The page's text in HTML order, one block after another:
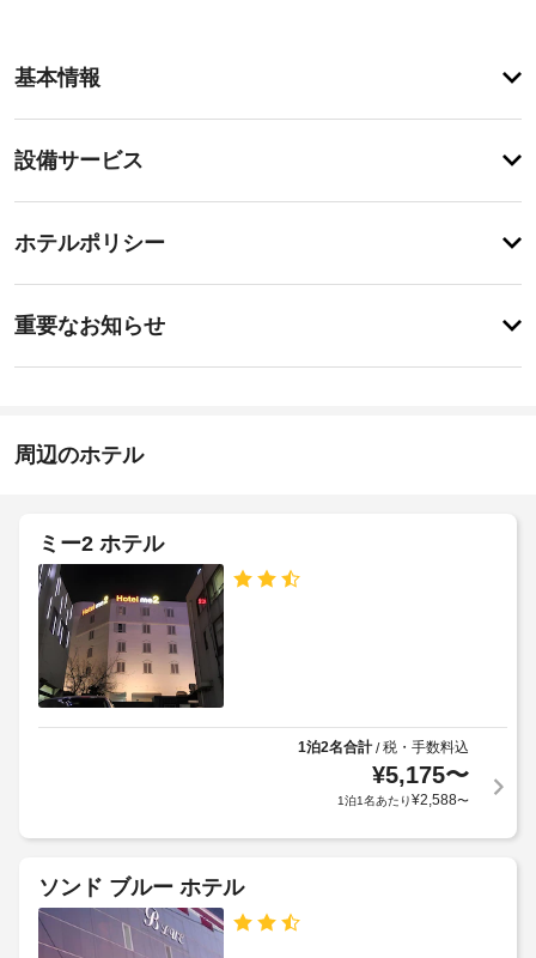
基本情報
録
が
ま
ん
設備サービス
録
あ
ま
ホテルポリシー
録
が
ま
ん
重要なお知らせ
に
あ
周辺のホテル
ミー2 ホテル
1泊2名合計/税・手数料込
¥5,175〜
1泊1名あたり¥2,588〜
ソンド ブルー ホテル